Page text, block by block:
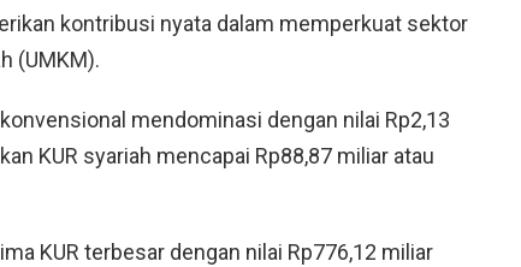
kontribusi nyata dalam memperkuat sektor
(UMKM).
mendominasi dengan nilai Rp2,13
KUR syariah mencapai Rp88,87 miliar atau
KUR terbesar dengan nilai Rp776,12 miliar